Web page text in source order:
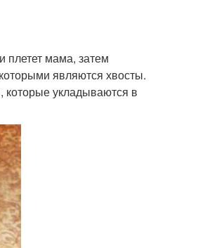
плетет мама, затем
являются хвосты.
которые укладываются в